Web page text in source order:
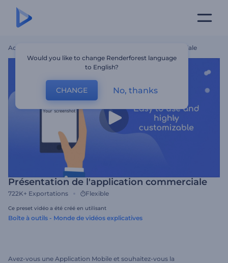
Accueil Présentation De L'application Commerciale
Présentation de l'application commerciale
722K+ Exportations Flexible
Ce preset vidéo a été créé en utilisant
Boîte à outils - Monde de vidéos explicatives
Avez-vous une Application Mobile et souhaitez-vous la
Would you like to change Renderforest language
to English?
CHANGE No, thanks